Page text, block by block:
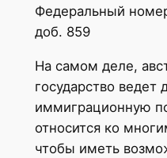
Федеральный
доб. 859
На самом деле,
государство ведет
иммиграционную
относится ко
чтобы иметь